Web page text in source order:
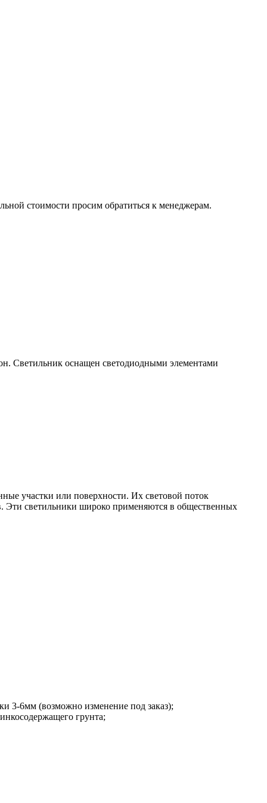
стоимости просим обратиться к менеджерам.
Светильник оснащен светодиодными элементами
участки или поверхности. Их световой поток
Эти светильники широко применяются в общественных
3-6мм (возможно изменение под заказ);
грунта;